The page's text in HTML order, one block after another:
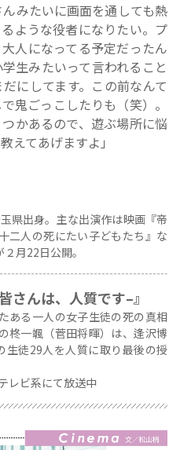
んみたいに画面を通しても熱
ような役者になりたい。プ
人になってる予定だったん
生みたいって言われること
にしてます。この前なんて
鬼ごっこしたりも（笑）。
かあるので、遊ぶ場所に悩
えてあげますよ」
県出身。主な出演作は映画『帝
二人の死にたい子どもたち』な
月22日公開。
さんは、人質です–』
ある一人の女子生徒の死の真相
柊一颯（菅田将暉）は、逢沢博
生徒29人を人質に取り最後の授
レビ系にて放送中